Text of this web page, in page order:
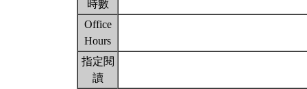
時數
Office
Hours
指定閱
讀